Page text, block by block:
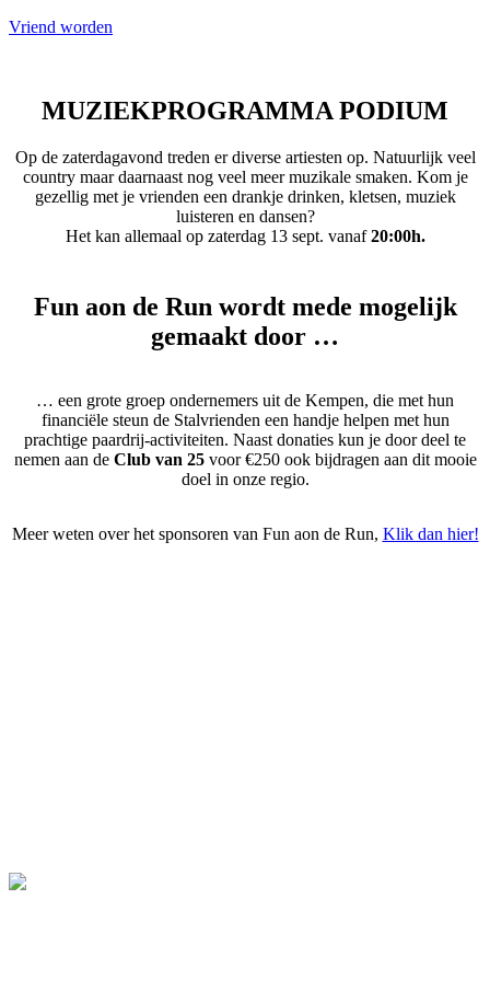
Vriend worden
MUZIEKPROGRAMMA PODIUM
Op de zaterdagavond treden er diverse artiesten op. Natuurlijk veel
country maar daarnaast nog veel meer muzikale smaken. Kom je
gezellig met je vrienden een drankje drinken, kletsen, muziek
luisteren en dansen?
Het kan allemaal op zaterdag 13 sept. vanaf20:00h.
Fun aon de Run wordt mede mogelijk
gemaakt door …
… een grote groep ondernemers uit de Kempen, die met hun
financiële steun de Stalvrienden een handje helpen met hun
prachtige paardrij-activiteiten. Naast donaties kun je door deel te
nemen aan de Club van 25voor €250 ook bijdragen aan dit mooie
doel in onze regio.
Meer weten over het sponsoren van Fun aon de Run, Klik dan hier!